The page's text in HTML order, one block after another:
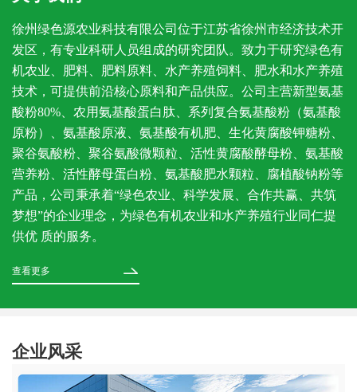
徐州绿色源农业科技有限公司位于江苏省徐州市经济技术开
发区，有专业科研人员组成的研究团队。致力于研究绿色有
机农业、肥料、肥料原料、水产养殖饲料、肥水和水产养殖
技术，可提供前沿核心原料和产品供应。公司主营新型氨基
酸粉80%、农用氨基酸蛋白肽、系列复合氨基酸粉（氨基酸
原粉）、氨基酸原液、氨基酸有机肥、生化黄腐酸钾糖粉、
聚谷氨酸粉、聚谷氨酸微颗粒、活性黄腐酸酵母粉、氨基酸
营养粉、活性酵母蛋白粉、氨基酸肥水颗粒、腐植酸钠粉等
产品，公司秉承着“绿色农业、科学发展、合作共赢、共筑
梦想”的企业理念，为绿色有机农业和水产养殖行业同仁提
供优 质的服务。
查看更多
企业风采